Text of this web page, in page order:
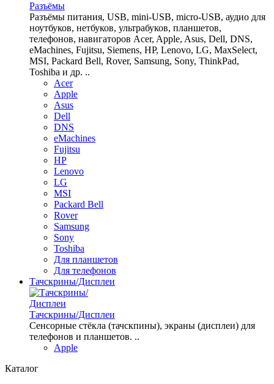
Разъёмы
Разъёмы питания, USB, mini-USB, micro-USB, аудио для
ноутбуков, нетбуков, ультрабуков, планшетов,
телефонов, навигаторов Acer, Apple, Asus, Dell, DNS,
eMachines, Fujitsu, Siemens, HP, Lenovo, LG, MaxSelect,
MSI, Packard Bell, Rover, Samsung, Sony, ThinkPad,
Toshiba и др. ..
Acer
Apple
Asus
Dell
DNS
eMachines
Fujitsu
HP
Lenovo
LG
MSI
Packard Bell
Rover
Samsung
Sony
Toshiba
Для планшетов
Для телефонов
Тачскрины/Дисплеи
Тачскрины/Дисплеи
Сенсорные стёкла (тачскпины), экраны (дисплеи) для
телефонов и планшетов. ..
Apple
Каталог